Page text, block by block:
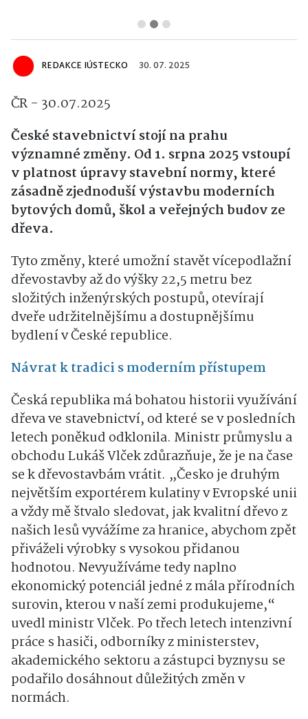
REDAKCE IÚSTECKO 30. 07. 2025
ČR - 30.07.2025
České stavebnictví stojí na prahu
významné změny. Od 1. srpna 2025 vstoupí
v platnost úpravy stavební normy, které
zásadně zjednoduší výstavbu moderních
bytových domů, škol a veřejných budov ze
dřeva.
Tyto změny, které umožní stavět vícepodlažní
dřevostavby až do výšky 22,5 metru bez
složitých inženýrských postupů, otevírají
dveře udržitelnějšímu a dostupnějšímu
bydlení v České republice.
Návrat k tradici s moderním přístupem
Česká republika má bohatou historii využívání
dřeva ve stavebnictví, od které se v posledních
letech poněkud odklonila. Ministr průmyslu a
obchodu Lukáš Vlček zdůrazňuje, že je na čase
se k dřevostavbám vrátit. „Česko je druhým
největším exportérem kulatiny v Evropské unii
a vždy mě štvalo sledovat, jak kvalitní dřevo z
našich lesů vyvážíme za hranice, abychom zpět
přiváželi výrobky s vysokou přidanou
hodnotou. Nevyužíváme tedy naplno
ekonomický potenciál jedné z mála přírodních
surovin, kterou v naší zemi produkujeme,“
uvedl ministr Vlček. Po třech letech intenzivní
práce s hasiči, odborníky z ministerstev,
akademického sektoru a zástupci byznysu se
podařilo dosáhnout důležitých změn v
normách.